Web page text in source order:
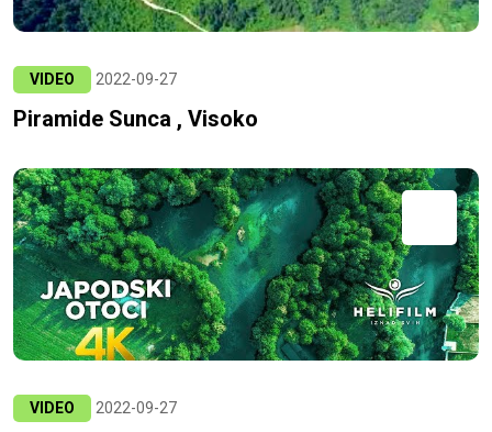
VIDEO 2022-09-27
Piramide Sunca , Visoko
VIDEO 2022-09-27